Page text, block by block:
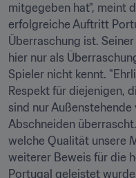
mitgegeben hat", meint
erfolgreiche Auftritt
Überraschung ist.
hier nur als
Spieler nicht kennt.
Respekt für diejenigen,
sind nur
Abschneiden
welche Qualität unsere
weiterer Beweis für die
Portugal geleistet